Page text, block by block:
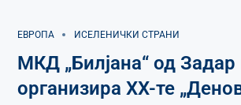
ЕВРОПА ИСЕЛЕНИЧКИ СТРАНИ
МКД „Билјана“ од Задар
организира XX-те